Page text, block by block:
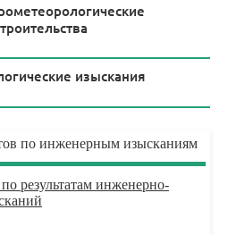
изыскания
по инженерным изысканиям
результатам инженерно-